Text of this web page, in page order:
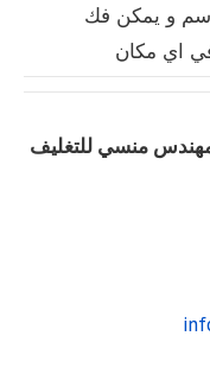
112 × 117 × 210 سم و يمكن فك
في اي مكان
منسي للتغليف